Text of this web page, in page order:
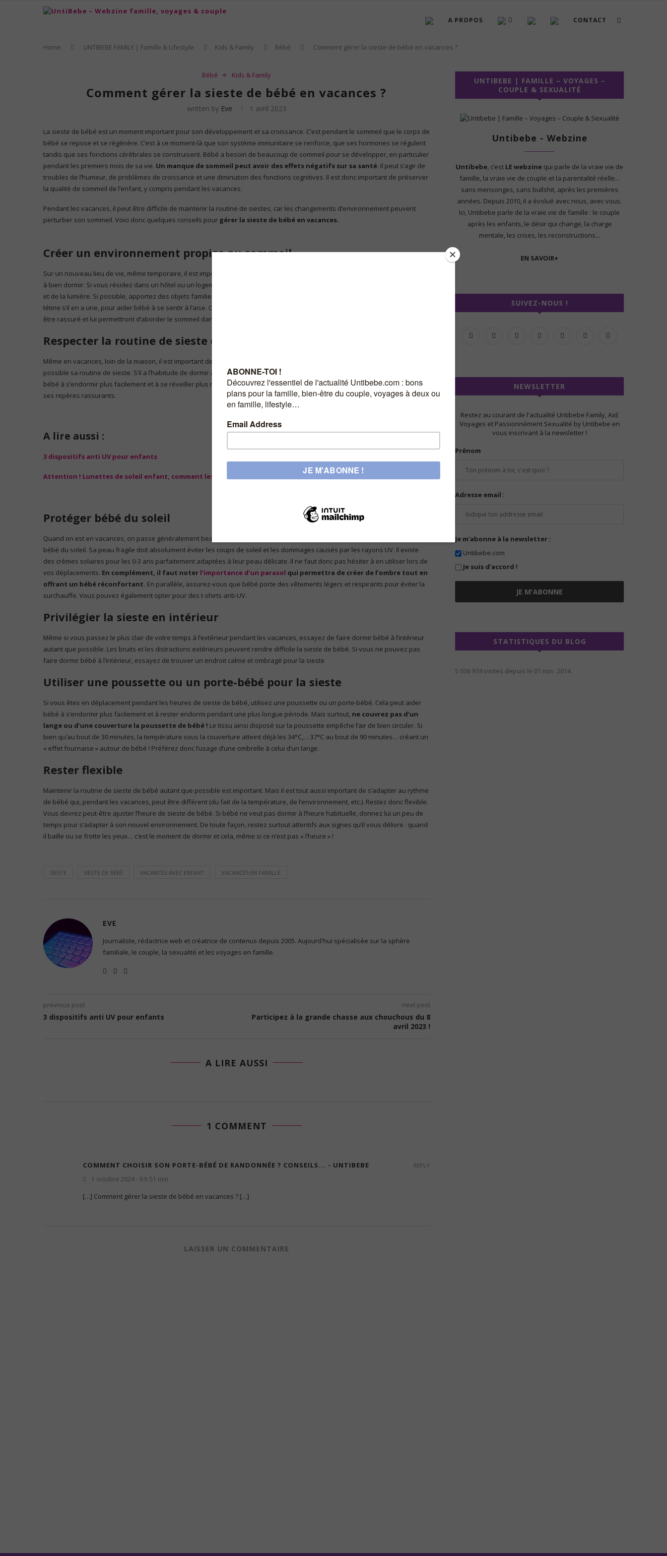
A PROPOS CONTACT
Home UNTIBEBE FAMILY | Famille & Lifestyle Kids & Family Bébé Comment gérer la sieste de bébé en vacances ?
Bébé Kids & Family
Comment gérer la sieste de bébé en vacances ?
written by Eve 1 avril 2023
La sieste de bébé est un moment important pour son développement et sa croissance. C’est pendant le sommeil que le corps de
bébé se repose et se régénère. C’est à ce moment-là que son système immunitaire se renforce, que ses hormones se régulent
tandis que ses fonctions cérébrales se construisent. Bébé a besoin de beaucoup de sommeil pour se développer, en particulier
pendant les premiers mois de sa vie. Un manque de sommeil peut avoir des effets négatifs sur sa santé. Il peut s’agir de
troubles de l’humeur, de problèmes de croissance et une diminution des fonctions cognitives. Il est donc important de préserver
la qualité de sommeil de l’enfant, y compris pendant les vacances.
Pendant les vacances, il peut être difficile de maintenir la routine de siestes, car les changements d’environnement peuvent
perturber son sommeil. Voici donc quelques conseils pour gérer la sieste de bébé en vacances.
Créer un environnement propice au sommeil
Sur un nouveau lieu de vie, même temporaire, il est important de créer un environnement calme et confortable pour aider bébé
à bien dormir. Si vous résidez dans un hôtel ou un logement de vacances, assurez-vous que la chambre soit bien isolée du bruit
et de la lumière. Si possible, apportez des objets familiers de la maison, tels qu’un doudou dont il a l’habitude, sa gigoteuse et sa
tétine s’il en a une, pour aider bébé à se sentir à l’aise. Ces objets familiers vont lui donner des repères dont il a besoin pour
être rassuré et lui permettront d’aborder le sommeil dans des conditions assez similaires à celles qu’il connait chez lui.
Respecter la routine de sieste de bébé
Même en vacances, loin de la maison, il est important de suivre les habitudes de bébé. Essayez donc de suivre autant que
possible sa routine de sieste. S’il a l’habitude de dormir à des heures régulières, essayez de maintenir ce rythme. Cela aidera
bébé à s’endormir plus facilement et à se réveiller plus reposé, sans stress de l’inconnu. Là encore, c’est une façon de préserver
ses repères rassurants.
A lire aussi :
3 dispositifs anti UV pour enfants
Attention ! Lunettes de soleil enfant, comment les choisir ?
Protéger bébé du soleil
Quand on est en vacances, on passe généralement beaucoup de temps à l’extérieur. Il ne faut donc pas négliger de protéger
bébé du soleil. Sa peau fragile doit absolument éviter les coups de soleil et les dommages causés par les rayons UV. Il existe
des crèmes solaires pour les 0-3 ans parfaitement adaptées à leur peau délicate. Il ne faut donc pas hésiter à en utiliser lors de
vos déplacements. En complément, il faut noter l’importance d’un parasol qui permettra de créer de l’ombre tout en
offrant un bébé réconfortant. En parallèle, assurez-vous que bébé porte des vêtements légers et respirants pour éviter la
surchauffe. Vous pouvez également opter pour des t-shirts anti-UV.
Privilégier la sieste en intérieur
Même si vous passez le plus clair de votre temps à l’extérieur pendant les vacances, essayez de faire dormir bébé à l’intérieur
autant que possible. Les bruits et les distractions extérieurs peuvent rendre difficile la sieste de bébé. Si vous ne pouvez pas
faire dormir bébé à l’intérieur, essayez de trouver un endroit calme et ombragé pour la sieste
Utiliser une poussette ou un porte-bébé pour la sieste
Si vous êtes en déplacement pendant les heures de sieste de bébé, utilisez une poussette ou un porte-bébé. Cela peut aider
bébé à s’endormir plus facilement et à rester endormi pendant une plus longue période. Mais surtout, ne couvrez pas d’un
lange ou d’une couverture la poussette de bébé ! Le tissu ainsi disposé sur la poussette empêche l’air de bien circuler. Si
bien qu’au bout de 30 minutes, la température sous la couverture atteint déjà les 34°C,… 37°C au bout de 90 minutes… créant un
« effet fournaise » autour de bébé ! Préférez donc l’usage d’une ombrelle à celui d’un lange.
Rester flexible
Maintenir la routine de sieste de bébé autant que possible est important. Mais il est tout aussi important de s’adapter au rythme
de bébé qui, pendant les vacances, peut être différent (du fait de la température, de l’environnement, etc.). Restez donc flexible.
Vous devrez peut-être ajuster l’heure de sieste de bébé. Si bébé ne veut pas dormir à l’heure habituelle, donnez lui un peu de
temps pour s’adapter à son nouvel environnement. De toute façon, restez surtout attentifs aux signes qu’il vous délivre : quand
il baille ou se frotte les yeux… c’est le moment de dormir et cela, même si ce n’est pas « l’heure » !
SIESTE SIESTE DE BÉBÉ VACANCES AVEC ENFANT VACANCES EN FAMILLE
EVE
Journaliste, rédactrice web et créatrice de contenus depuis 2005. Aujourd'hui spécialisée sur la sphère
familiale, le couple, la sexualité et les voyages en famille.
previous post
3 dispositifs anti UV pour enfants
next post
Participez à la grande chasse aux chouchous du 8
avril 2023 !
A LIRE AUSSI
1 COMMENT
COMMENT CHOISIR SON PORTE-BÉBÉ DE RANDONNÉE ? CONSEILS... - UNTIBEBE
1 octobre 2024 - 9 h 51 min
[…] Comment gérer la sieste de bébé en vacances ? […]
REPLY
LAISSER UN COMMENTAIRE
UNTIBEBE | FAMILLE – VOYAGES –
COUPLE & SEXUALITÉ
Untibebe - Webzine
Untibebe, c’est LE webzine qui parle de la vraie vie de
famille, la vraie vie de couple et la parentalité réelle...
sans mensonges, sans bullshit, après les premières
années. Depuis 2010, il a évolué avec nous, avec vous.
Ici, Untibebe parle de la vraie vie de famille : le couple
après les enfants, le désir qui change, la charge
mentale, les crises, les reconstructions...
EN SAVOIR+
SUIVEZ-NOUS !
NEWSLETTER
Restez au courant de l'actualité Untibebe Family, AxE
Voyages et Passionnément Sexualité by Untibebe en
vous inscrivant à la newsletter !
Prénom
Adresse email :
Je m'abonne à la newsletter :
Untibebe.com
Je suis d'accord !
STATISTIQUES DU BLOG
5 036 974 visites depuis le 01 nov. 2014